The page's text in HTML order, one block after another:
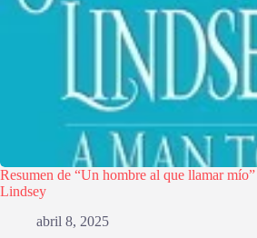
Resumen de “Un hombre al que llamar
Lindsey
abril 8, 2025